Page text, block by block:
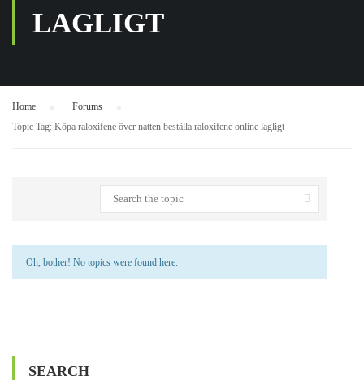
LAGLIGT
Home Forums
Topic Tag: Köpa raloxifene över natten beställa raloxifene online lagligt
Oh, bother! No topics were found here.
SEARCH